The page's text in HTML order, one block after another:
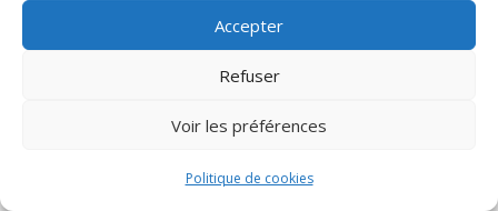
Accepter
Refuser
Voir les préférences
Politique de cookies
Agence de communication Akinai FranceetAgence de
communication Akinai Switzerland